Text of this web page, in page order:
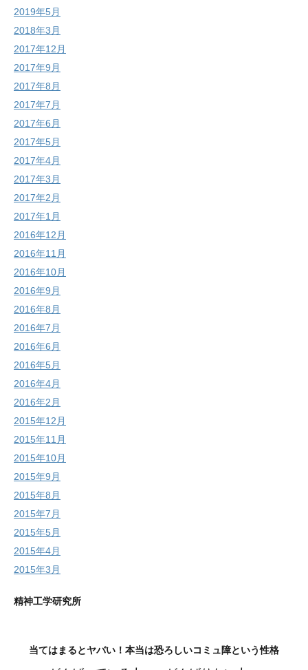
2019年5月
2018年3月
2017年12月
2017年9月
2017年8月
2017年7月
2017年6月
2017年5月
2017年4月
2017年3月
2017年2月
2017年1月
2016年12月
2016年11月
2016年10月
2016年9月
2016年8月
2016年7月
2016年6月
2016年5月
2016年4月
2016年2月
2015年12月
2015年11月
2015年10月
2015年9月
2015年8月
2015年7月
2015年5月
2015年4月
2015年3月
精神工学研究所
当てはまるとヤバい！本当は恐ろしいコミュ障という性格